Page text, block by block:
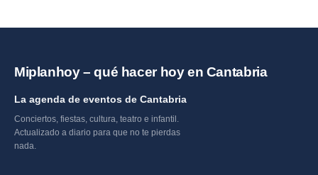
Miplanhoy – qué hacer hoy en Cantabria
La agenda de eventos de Cantabria
Conciertos, fiestas, cultura, teatro e infantil.
Actualizado a diario para que no te pierdas
nada.